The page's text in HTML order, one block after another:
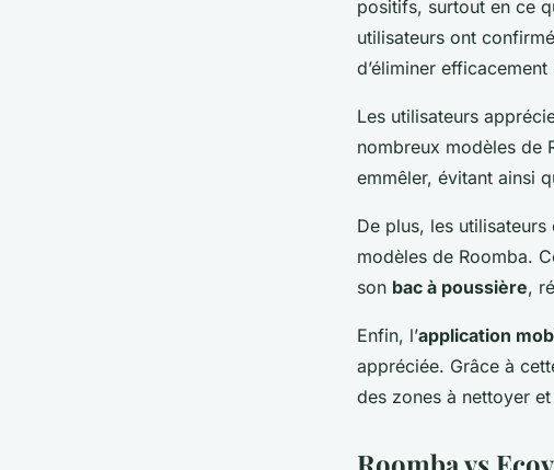
positifs, surtout en ce
utilisateurs ont
d’éliminer
Les utilisateurs
nombreux modèles de
emmêler, évitant ainsi
De plus, les utilisateurs
modèles de Roomba.
son bac à poussière,
Enfin, l’application
appréciée. Grâce à
des zones à nettoyer